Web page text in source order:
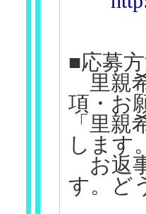
■応募
里親
項・お
「里
します。
お返
す。ど